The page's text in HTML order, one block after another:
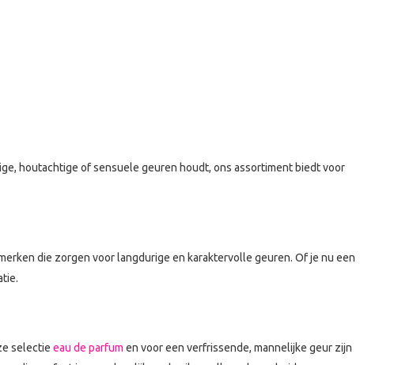
houtachtige of sensuele geuren houdt, ons assortiment biedt voor
die zorgen voor langdurige en karaktervolle geuren. Of je nu een
selectie eau de parfum en voor een verfrissende, mannelijke geur zijn